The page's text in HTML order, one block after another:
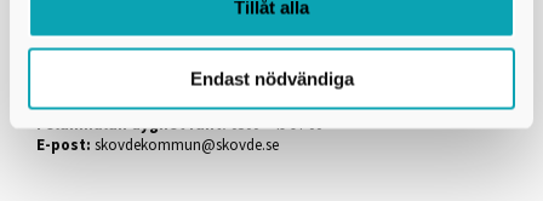
Tillåt alla
Endast nödvändiga
Fredsgatan 4
Kontaktcenter:0500-49 80 00
Felanmälan dygnet runt:0500 - 49 97 00
E-post: skovdekommun@skovde.se